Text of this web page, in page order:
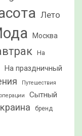
Лето
Москва
На
На праздничный
Путешествия
Сытный
бренд